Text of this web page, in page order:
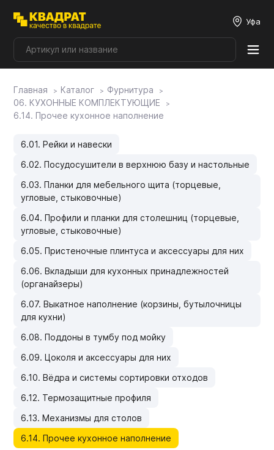
Уфа
Плитные материалы
Столешницы
Мой ЭГГЕР
Фасады
Мебельные образцы, каталоги
Главная Каталог
Фурнитура
06. КУХОННЫЕ КОМПЛЕКТУЮЩИЕ
6.14. Прочее кухонное наполнение
6.01. Рейки и навески
6.02. Посудосушители в верхнюю базу и настольные
6.03. Планки для мебельного щита (торцевые,
угловые, стыковочные)
6.04. Профили и планки для столешниц (торцевые,
угловые, стыковочные)
6.05. Пристеночные плинтуса и аксессуары для них
6.06. Вкладыши для кухонных принадлежностей
(органайзеры)
6.07. Выкатное наполнение (корзины, бутылочницы
для кухни)
6.08. Поддоны в тумбу под мойку
6.09. Цоколя и аксессуары для них
6.10. Вёдра и системы сортировки отходов
6.12. Термозащитные профиля
6.13. Механизмы для столов
6.14. Прочее кухонное наполнение